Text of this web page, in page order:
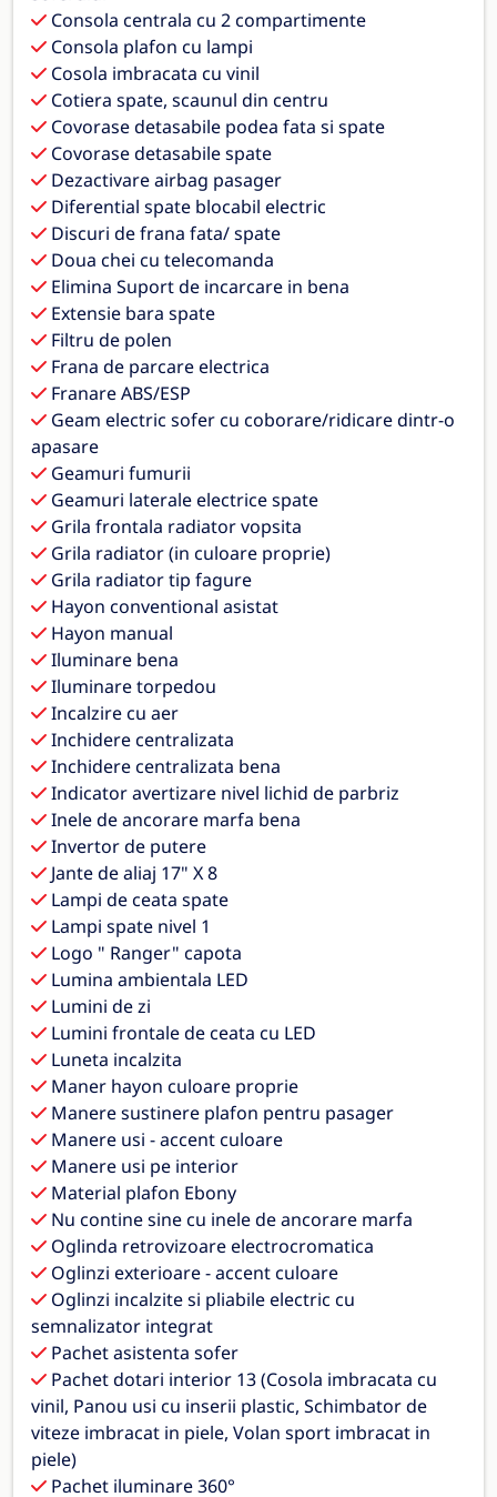
Consola centrala cu 2 compartimente
Consola plafon cu lampi
Cosola imbracata cu vinil
Cotiera spate, scaunul din centru
Covorase detasabile podea fata si spate
Covorase detasabile spate
Dezactivare airbag pasager
Diferential spate blocabil electric
Discuri de frana fata/ spate
Doua chei cu telecomanda
Elimina Suport de incarcare in bena
Extensie bara spate
Filtru de polen
Frana de parcare electrica
Franare ABS/ESP
Geam electric sofer cu coborare/ridicare dintr-o
apasare
Geamuri fumurii
Geamuri laterale electrice spate
Grila frontala radiator vopsita
Grila radiator (in culoare proprie)
Grila radiator tip fagure
Hayon conventional asistat
Hayon manual
Iluminare bena
Iluminare torpedou
Incalzire cu aer
Inchidere centralizata
Inchidere centralizata bena
Indicator avertizare nivel lichid de parbriz
Inele de ancorare marfa bena
Invertor de putere
Jante de aliaj 17" X 8
Lampi de ceata spate
Lampi spate nivel 1
Logo " Ranger" capota
Lumina ambientala LED
Lumini de zi
Lumini frontale de ceata cu LED
Luneta incalzita
Maner hayon culoare proprie
Manere sustinere plafon pentru pasager
Manere usi - accent culoare
Manere usi pe interior
Material plafon Ebony
Nu contine sine cu inele de ancorare marfa
Oglinda retrovizoare electrocromatica
Oglinzi exterioare - accent culoare
Oglinzi incalzite si pliabile electric cu
semnalizator integrat
Pachet asistenta sofer
Pachet dotari interior 13 (Cosola imbracata cu
vinil, Panou usi cu inserii plastic, Schimbator de
viteze imbracat in piele, Volan sport imbracat in
piele)
Pachet iluminare 360°